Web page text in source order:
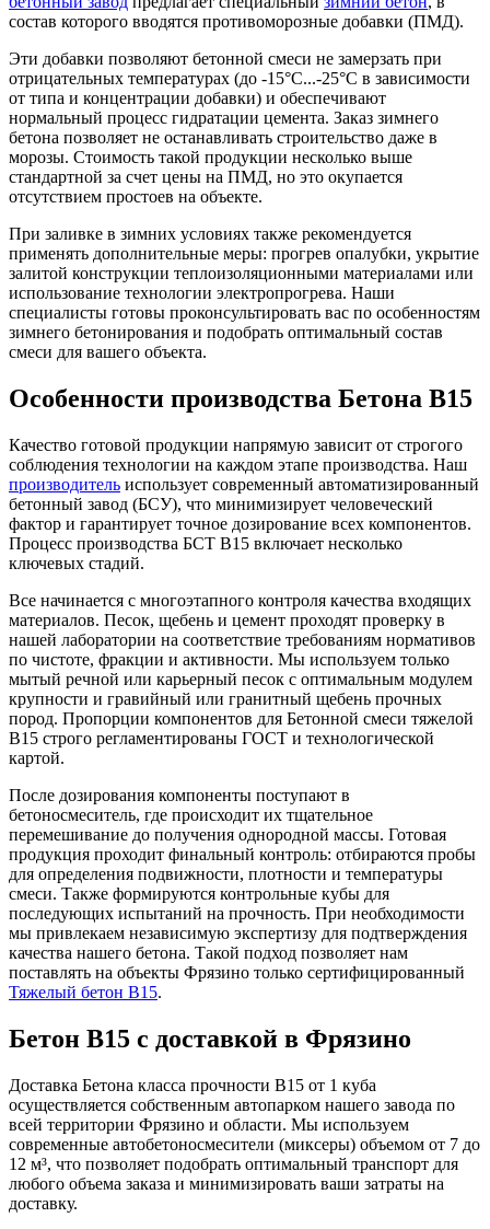
состав которого вводятся противоморозные добавки (ПМД).
Эти добавки позволяют бетонной смеси не замерзать при
отрицательных температурах (до -15°C...-25°C в зависимости
от типа и концентрации добавки) и обеспечивают
нормальный процесс гидратации цемента. Заказ зимнего
бетона позволяет не останавливать строительство даже в
морозы. Стоимость такой продукции несколько выше
стандартной за счет цены на ПМД, но это окупается
отсутствием простоев на объекте.
При заливке в зимних условиях также рекомендуется
применять дополнительные меры: прогрев опалубки, укрытие
залитой конструкции теплоизоляционными материалами или
использование технологии электропрогрева. Наши
специалисты готовы проконсультировать вас по особенностям
зимнего бетонирования и подобрать оптимальный состав
смеси для вашего объекта.
Особенности производства Бетона B15
Качество готовой продукции напрямую зависит от строгого
соблюдения технологии на каждом этапе производства. Наш
производитель использует современный автоматизированный
бетонный завод (БСУ), что минимизирует человеческий
фактор и гарантирует точное дозирование всех компонентов.
Процесс производства БСТ B15 включает несколько
ключевых стадий.
Все начинается с многоэтапного контроля качества входящих
материалов. Песок, щебень и цемент проходят проверку в
нашей лаборатории на соответствие требованиям нормативов
по чистоте, фракции и активности. Мы используем только
мытый речной или карьерный песок с оптимальным модулем
крупности и гравийный или гранитный щебень прочных
пород. Пропорции компонентов для Бетонной смеси тяжелой
В15 строго регламентированы ГОСТ и технологической
картой.
После дозирования компоненты поступают в
бетоносмеситель, где происходит их тщательное
перемешивание до получения однородной массы. Готовая
продукция проходит финальный контроль: отбираются пробы
для определения подвижности, плотности и температуры
смеси. Также формируются контрольные кубы для
последующих испытаний на прочность. При необходимости
мы привлекаем независимую экспертизу для подтверждения
качества нашего бетона. Такой подход позволяет нам
поставлять на объекты Фрязино только сертифицированный
Тяжелый бетон B15.
Бетон B15 с доставкой в Фрязино
Доставка Бетона класса прочности B15 от 1 куба
осуществляется собственным автопарком нашего завода по
всей территории Фрязино и области. Мы используем
современные автобетоносмесители (миксеры) объемом от 7 до
12 м³, что позволяет подобрать оптимальный транспорт для
любого объема заказа и минимизировать ваши затраты на
доставку.